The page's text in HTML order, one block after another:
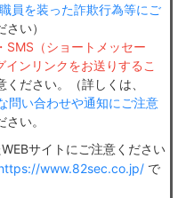
員を装った詐欺行為等にご
い）
SMS（ショートメッセー
ンリンクをお送りするこ
ください。（詳しくは、
問い合わせや通知にご注意
い。
サイトにご注意ください
www.82sec.co.jp/ で